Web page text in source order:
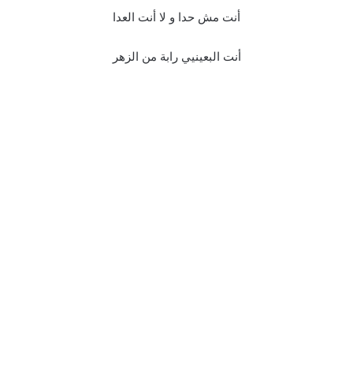
أنت مش حدا و لا أنت العدا
أنت البعينيي رابة من الزهر